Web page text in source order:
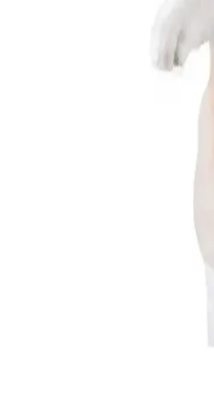
Somon İçeriği
Sağlıklı ve Lezzetli
Yavru kedinizin sağlıklı
zengin, doğal ve
Omega-3 ve protein
Kedi Ana Kucağı
Kediniz Taşıma
Kedi ana kucağı
için hafif, dayanıklı ve
ürünlerdir. Bu çantalar,